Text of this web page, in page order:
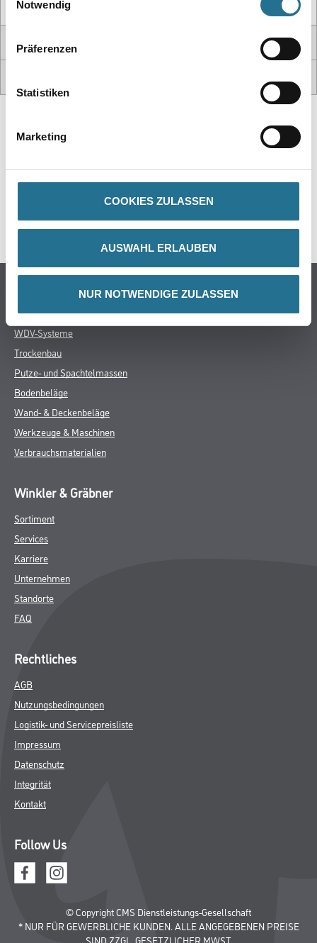
Notwendig
Präferenzen
Statistiken
Marketing
COOKIES ZULASSEN
AUSWAHL ERLAUBEN
NUR NOTWENDIGE ZULASSEN
REPARATURSERVICE
UNSERE LEIHGERÄTE IM ÜBERBLICK
HIER GEHT'S ZUM KATALOG
Online-Shop
Farben
WDV-Systeme
Trockenbau
Putze- und Spachtelmassen
Bodenbeläge
Wand- & Deckenbeläge
Werkzeuge & Maschinen
Verbrauchsmaterialien
Winkler & Gräbner
Sortiment
Services
Karriere
Unternehmen
Standorte
FAQ
Rechtliches
AGB
Nutzungsbedingungen
Logistik- und Servicepreisliste
Impressum
Datenschutz
Integrität
Kontakt
Follow Us
© Copyright CMS Dienstleistungs-Gesellschaft
* NUR FÜR GEWERBLICHE KUNDEN. ALLE ANGEGEBENEN PREISE
SIND ZZGL. GESETZLICHER MWST.